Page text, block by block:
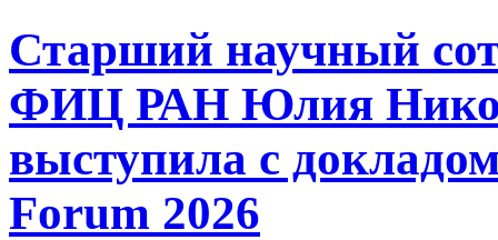
Старший научный
ФИЦ РАН Юлия
выступила с
Forum 2026